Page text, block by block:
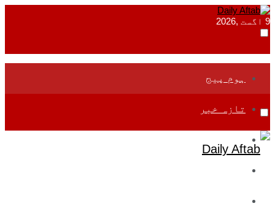
9 اگست ,2026
ہوم پیج
تازہ خبر